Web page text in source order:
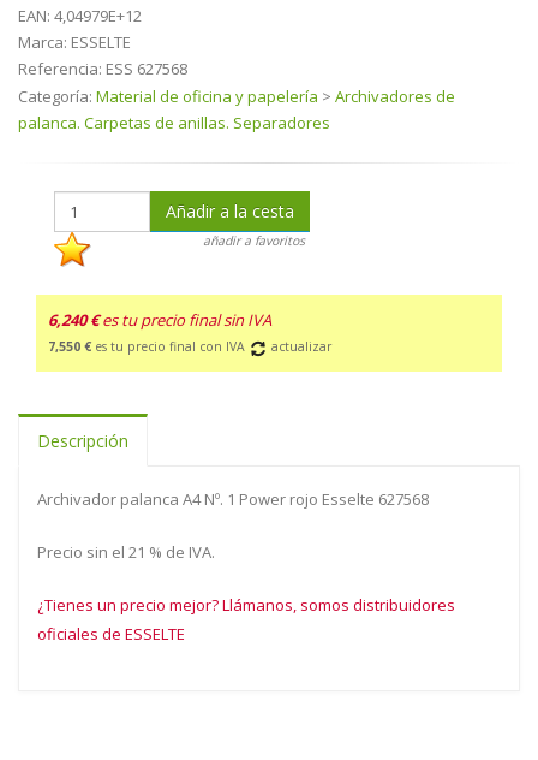
EAN: 4,04979E+12
Marca: ESSELTE
Referencia: ESS 627568
Categoría: Material de oficina y papelería > Archivadores de
palanca. Carpetas de anillas. Separadores
Añadir a la cesta
añadir a favoritos
6,240 € es tu precio final sin IVA
7,550 € es tu precio final con IVA actualizar
Descripción
Archivador palanca A4 Nº. 1 Power rojo Esselte 627568
Precio sin el 21 % de IVA.
¿Tienes un precio mejor? Llámanos, somos distribuidores
oficiales de ESSELTE